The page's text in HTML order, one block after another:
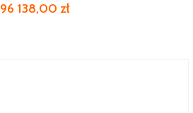
96 138,00 zł